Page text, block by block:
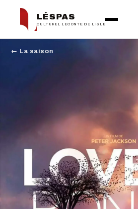
LÉSPAS
CULTUREL LECONTE DE LISLE
← La saison